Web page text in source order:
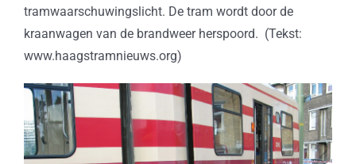
tramwaarschuwingslicht. De tram wordt door de
kraanwagen van de brandweer herspoord. (Tekst:
www.haagstramnieuws.org)